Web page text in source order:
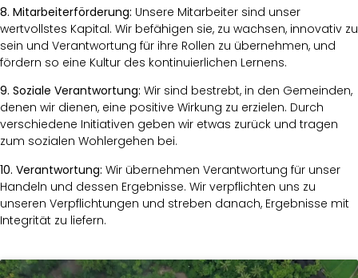
8. Mitarbeiterförderung: Unsere Mitarbeiter sind unser
wertvollstes Kapital. Wir befähigen sie, zu wachsen, innovativ zu
sein und Verantwortung für ihre Rollen zu übernehmen, und
fördern so eine Kultur des kontinuierlichen Lernens.
9. Soziale Verantwortung: Wir sind bestrebt, in den Gemeinden,
denen wir dienen, eine positive Wirkung zu erzielen. Durch
verschiedene Initiativen geben wir etwas zurück und tragen
zum sozialen Wohlergehen bei.
10. Verantwortung: Wir übernehmen Verantwortung für unser
Handeln und dessen Ergebnisse. Wir verpflichten uns zu
unseren Verpflichtungen und streben danach, Ergebnisse mit
Integrität zu liefern.